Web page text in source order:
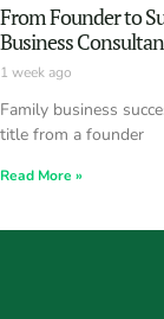
From Founder to
Business
1 week ago
Family business
title from a founder
Read More »